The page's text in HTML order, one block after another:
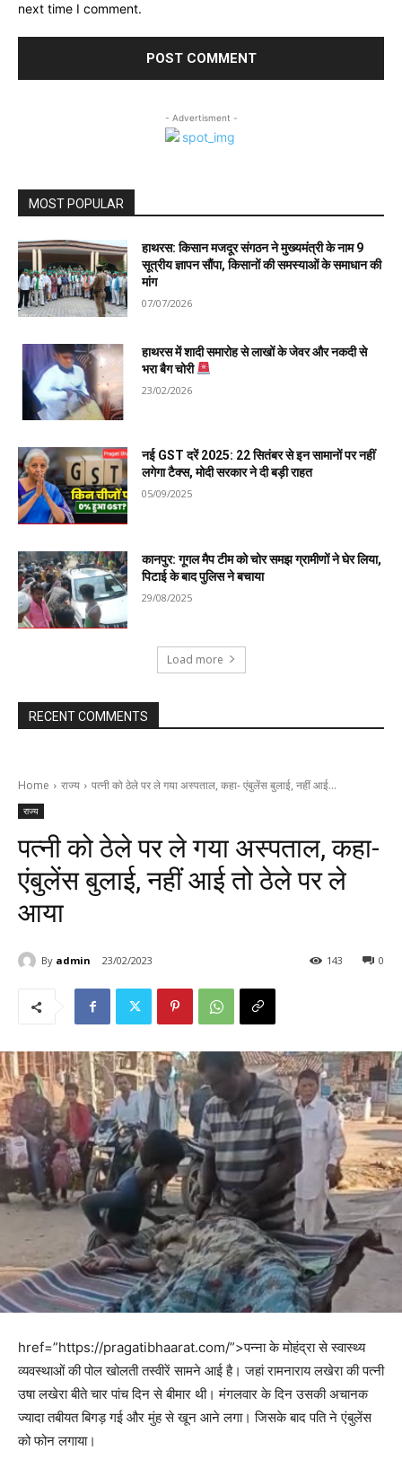
next time I comment.
- Advertisment -
MOST POPULAR
हाथरस: किसान मजदूर संगठन ने मुख्यमंत्री के नाम 9
सूत्रीय ज्ञापन सौंपा, किसानों की समस्याओं के समाधान की
मांग
07/07/2026
हाथरस में शादी समारोह से लाखों के जेवर और नकदी से
भरा बैग चोरी
23/02/2026
नई GST दरें 2025: 22 सितंबर से इन सामानों पर नहीं
लगेगा टैक्स, मोदी सरकार ने दी बड़ी राहत
05/09/2025
कानपुर: गूगल मैप टीम को चोर समझ ग्रामीणों ने घेर लिया,
पिटाई के बाद पुलिस ने बचाया
29/08/2025
Load more
RECENT COMMENTS